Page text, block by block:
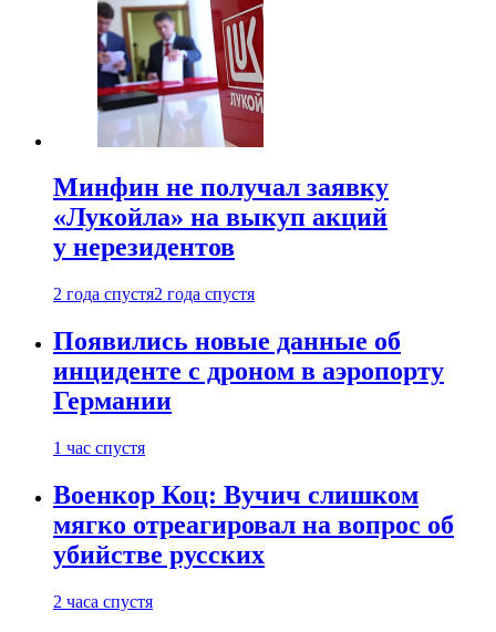
Минфин не получал заявку
«Лукойла» на выкуп акций
у нерезидентов
2 года спустя2 года спустя
Появились новые данные об
инциденте с дроном в аэропорту
Германии
1 час спустя
Военкор Коц: Вучич слишком
мягко отреагировал на вопрос об
убийстве русских
2 часа спустя